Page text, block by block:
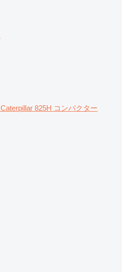
Caterpillar 825H コンパクター